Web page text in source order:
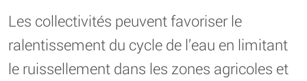
Les collectivités peuvent favoriser le
ralentissement du cycle de l’eau en limitant
le ruissellement dans les zones agricoles et